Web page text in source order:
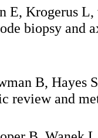
E, Krogerus
biopsy and
B, Hayes
review and